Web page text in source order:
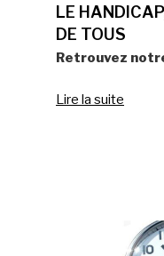
LE
DE TOUS
Retrouvez
Lire la suite